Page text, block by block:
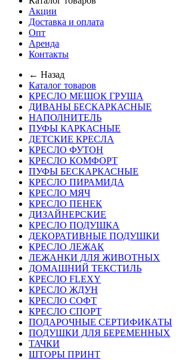
Акции
Доставка и оплата
Опт
Аренда
Контакты
← Назад
Каталог товаров
КРЕСЛО МЕШОК ГРУША
ДИВАНЫ БЕСКАРКАСНЫЕ
НАПОЛНИТЕЛЬ
ПУФЫ КАРКАСНЫЕ
ДЕТСКИЕ КРЕСЛА
КРЕСЛО ФУТОН
КРЕСЛО КОМФОРТ
ПУФЫ БЕСКАРКАСНЫЕ
КРЕСЛО ПИРАМИДА
КРЕСЛО МЯЧ
КРЕСЛО ПЕНЕК
ДИЗАЙНЕРСКИЕ
КРЕСЛО ПОДУШКА
ДЕКОРАТИВНЫЕ ПОДУШКИ
КРЕСЛО ЛЕЖАК
ЛЕЖАНКИ ДЛЯ ЖИВОТНЫХ
ДОМАШНИЙ ТЕКСТИЛЬ
КРЕСЛО FLEXY
КРЕСЛО ЖДУН
КРЕСЛО СОФТ
КРЕСЛО СПОРТ
ПОДАРОЧНЫЕ СЕРТИФИКАТЫ
ПОДУШКИ ДЛЯ БЕРЕМЕННЫХ
ТАЧКИ
ШТОРЫ ПРИНТ